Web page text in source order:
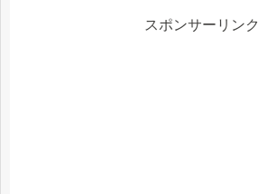
スポンサーリンク